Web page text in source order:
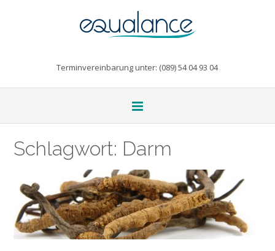
Terminvereinbarung unter: (089) 54 04 93 04
Schlagwort: Darm